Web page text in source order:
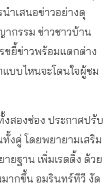
นำเสนอข่าวอย่างดุ
ากรรม ข่าวชาวบ้าน
ขยี้ข่าวพร้อมแตกต่าง
บบไหนจะโดนใจผู้ชม
งสองช่อง ประกาศปรับ
งคู่ โดยพยายามเสริม
ยฐาน เพิ่มเรตติ้ง ด้วย
มากขึ้น อมรินทร์ทีวี งัด